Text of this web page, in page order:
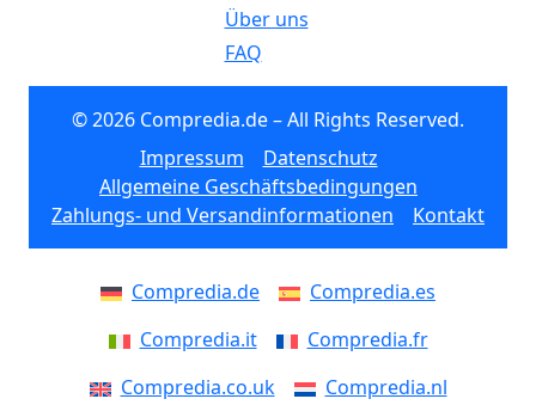
Über uns
FAQ
© 2026 Compredia.de – All Rights Reserved.
Impressum
Datenschutz
Allgemeine Geschäftsbedingungen
Zahlungs- und Versandinformationen
Kontakt
Compredia.de
Compredia.es
Compredia.it
Compredia.fr
Compredia.co.uk
Compredia.nl